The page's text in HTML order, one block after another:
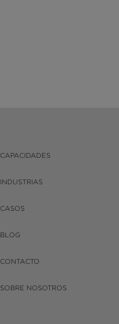
CAPACIDADES
INDUSTRIAS
CASOS
BLOG
CONTACTO
SOBRE NOSOTROS